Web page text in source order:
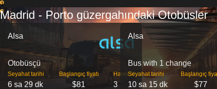
1
2
Madrid - Porto güzergahındaki Otobüsler
Alsa
Otobüsçü
Seyahat tarihi
6 sa 29 dk
Başlangıç ​​fiyatı
$81
Hareket
3
Alsa
Bus with 1 change
Seyahat tarihi
10 sa 15 dk
Başlangıç
$77